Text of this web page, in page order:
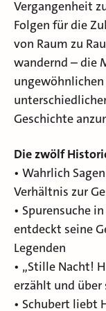
Vergangenheit
Folgen für die
von Raum zu
wandernd – die
Geschichte
Die zwölf
• Wahrlich
Verhältnis zur
• Spurensuche
entdeckt seine
Legenden
• „Stille Nacht!
erzählt und über
• Schubert liebt